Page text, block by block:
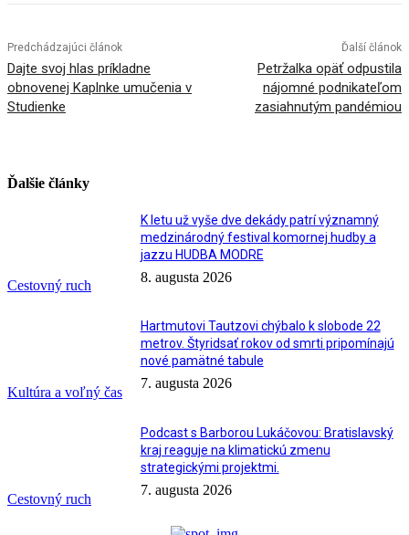
Predchádzajúci článok
Dajte svoj hlas príkladne
obnovenej Kaplnke umučenia v
Studienke
Ďalší článok
Petržalka opäť odpustila
nájomné podnikateľom
zasiahnutým pandémiou
Ďalšie články
Cestovný ruch
K letu už vyše dve dekády patrí významný
medzinárodný festival komornej hudby a
jazzu HUDBA MODRE
8. augusta 2026
Kultúra a voľný čas
Hartmutovi Tautzovi chýbalo k slobode 22
metrov. Štyridsať rokov od smrti pripomínajú
nové pamätné tabule
7. augusta 2026
Cestovný ruch
Podcast s Barborou Lukáčovou: Bratislavský
kraj reaguje na klimatickú zmenu
strategickými projektmi.
7. augusta 2026